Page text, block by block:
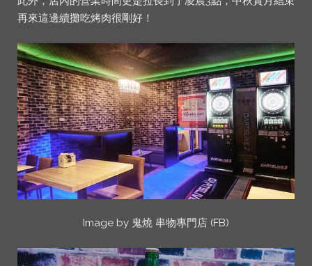
再來這邊續攤吃烤肉很剛好！
Image by 鬼燒 串物專門店 (FB)